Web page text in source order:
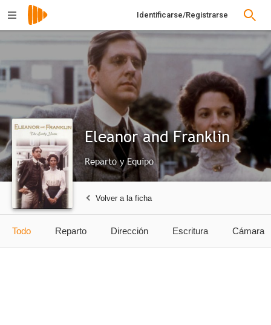
Identificarse/Registrarse
Eleanor and Franklin
Reparto y Equipo
Volver a la ficha
Todo Reparto Dirección Escritura Cámara